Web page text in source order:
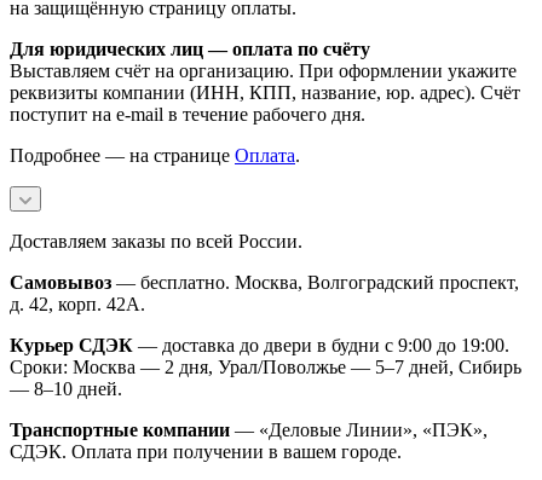
на защищённую страницу оплаты.
Для юридических лиц — оплата по счёту
Выставляем счёт на организацию. При оформлении укажите
реквизиты компании (ИНН, КПП, название, юр. адрес). Счёт
поступит на e-mail в течение рабочего дня.
Подробнее — на странице Оплата.
Доставляем заказы по всей России.
Самовывоз — бесплатно. Москва, Волгоградский проспект,
д. 42, корп. 42А.
Курьер СДЭК — доставка до двери в будни с 9:00 до 19:00.
Сроки: Москва — 2 дня, Урал/Поволжье — 5–7 дней, Сибирь
— 8–10 дней.
Транспортные компании — «Деловые Линии», «ПЭК»,
СДЭК. Оплата при получении в вашем городе.